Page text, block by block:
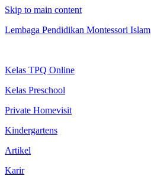
Skip to main content
Lembaga Pendidikan Montessori Islam
Kelas TPQ Online
Kelas Preschool
Private Homevisit
Kindergartens
Artikel
Karir